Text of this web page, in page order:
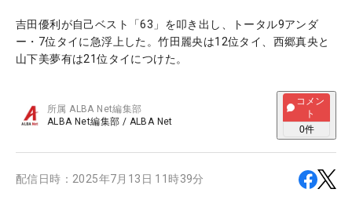
吉田優利が自己ベスト「63」を叩き出し、トータル9アンダ
ー・7位タイに急浮上した。竹田麗央は12位タイ、西郷真央と
山下美夢有は21位タイにつけた。
所属ALBA Net編集部
ALBA Net編集部 / ALBA Net
コメン
ト
0件
配信日時： 2025年7月13日 11時39分